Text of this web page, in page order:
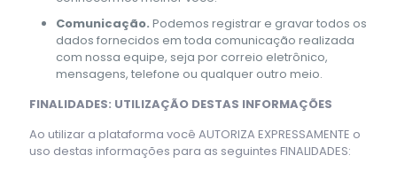
Comunicação. Podemos registrar e gravar todos os
dados fornecidos em toda comunicação realizada
com nossa equipe, seja por correio eletrônico,
mensagens, telefone ou qualquer outro meio.
FINALIDADES: UTILIZAÇÃO DESTAS INFORMAÇÕES
Ao utilizar a plataforma você AUTORIZA EXPRESSAMENTE o
uso destas informações para as seguintes FINALIDADES: